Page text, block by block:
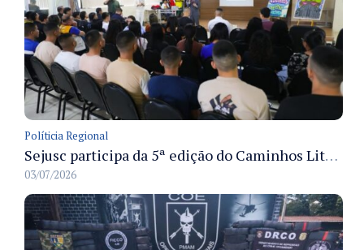
Políticia Regional
Sejusc participa da 5ª edição do Caminhos Literários com foco na cultura hip-hop nas unidades socioeducativas
03/07/2026